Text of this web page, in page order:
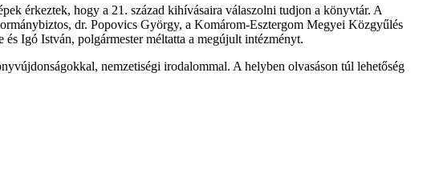
érkeztek, hogy a 21. század kihívásaira válaszolni tudjon a könyvtár. A
dr. Popovics György, a Komárom-Esztergom Megyei Közgyűlés
Igó István, polgármester méltatta a megújult intézményt.
nemzetiségi irodalommal. A helyben olvasáson túl lehetőség